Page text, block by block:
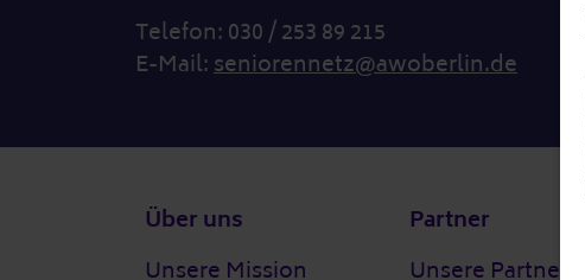
Telefon: 030 / 253 89 215
E-Mail:seniorennetz@awoberlin.de
Fußzeile
Über uns
Unsere Mission
Partner
Unsere Partner